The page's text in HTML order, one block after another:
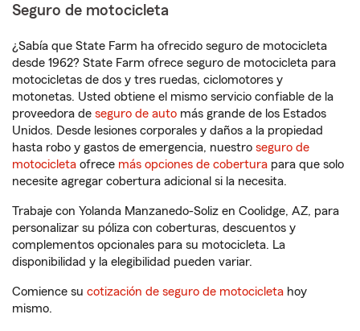
Seguro de motocicleta
¿Sabía que State Farm ha ofrecido seguro de motocicleta
desde 1962? State Farm ofrece seguro de motocicleta para
motocicletas de dos y tres ruedas, ciclomotores y
motonetas. Usted obtiene el mismo servicio confiable de la
proveedora de seguro de auto más grande de los Estados
Unidos. Desde lesiones corporales y daños a la propiedad
hasta robo y gastos de emergencia, nuestro seguro de
motocicleta ofrece más opciones de cobertura para que solo
necesite agregar cobertura adicional si la necesita.
Trabaje con Yolanda Manzanedo-Soliz en Coolidge, AZ, para
personalizar su póliza con coberturas, descuentos y
complementos opcionales para su motocicleta. La
disponibilidad y la elegibilidad pueden variar.
Comience su cotización de seguro de motocicleta hoy
mismo.